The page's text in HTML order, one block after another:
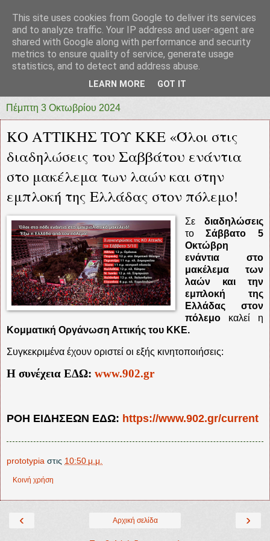
prototypia
"ΠΡΩΤΟΤΥΠΙΑ" * ΑΝΕΞΑΡΤΗΤΗ-ΗΛΕΚΤΡΟΝΙΚΗ-
Πέμπτη 3 Οκτωβρίου 2024
ΚΟ ΑΤΤΙΚΗΣ ΤΟΥ ΚΚΕ «Όλοι στις
διαδηλώσεις του Σαββάτου ενάντια
στο μακέλεμα των λαών και στην
εμπλοκή της Ελλάδας στον πόλεμο!
Σεδιαδηλώσεις
τοΣάββατο 5
Οκτώβρη
ενάντια στο
μακέλεμα των
λαών και την
εμπλοκή της
Ελλάδας στον
πόλεμο καλεί η
Κομματική Οργάνωση Αττικής του ΚΚΕ.
Συγκεκριμένα έχουν οριστεί οι εξής κινητοποιήσεις:
Η συνέχεια ΕΔΩ: www.902.gr
ΡΟΗ ΕΙΔΗΣΕΩΝ ΕΔΩ: https://www.902.gr/current
prototypia στις 10:50 μ.μ.
Κοινή χρήση
‹ ›
Αρχική σελίδα
This site uses cookies from Google to deliver its services
and to analyze traffic. Your IP address and user-agent are
shared with Google along with performance and security
metrics to ensure quality of service, generate usage
statistics, and to detect and address abuse.
LEARN MORE GOT IT